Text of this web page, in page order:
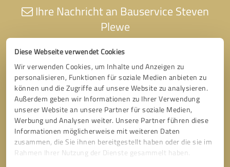
Diese Webseite verwendet Cookies
Wir verwenden Cookies, um Inhalte und Anzeigen zu
personalisieren, Funktionen für soziale Medien anbieten zu
können und die Zugriffe auf unsere Website zu analysieren.
Außerdem geben wir Informationen zu Ihrer Verwendung
unserer Website an unsere Partner für soziale Medien,
Werbung und Analysen weiter. Unsere Partner führen diese
Informationen möglicherweise mit weiteren Daten
zusammen, die Sie ihnen bereitgestellt haben oder die sie im
Rahmen Ihrer Nutzung der Dienste gesammelt haben.
Ihre Nachricht an Bauservice Steven
Plewe